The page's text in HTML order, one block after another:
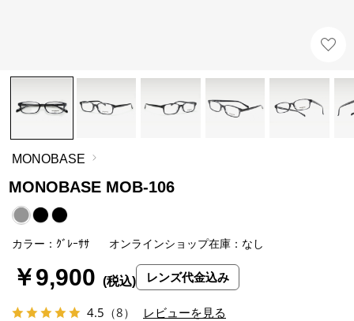
MONOBASE
MONOBASE MOB-106
4.5 （8） レビューを見る
カラー：ｸﾞﾚｰｻｻ オンラインショップ在庫：なし
￥9,900 レンズ代金込み